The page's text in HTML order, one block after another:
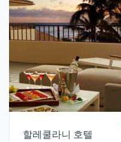
할레쿨라니 호텔